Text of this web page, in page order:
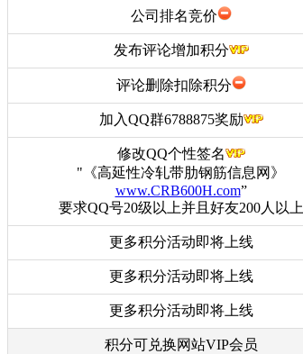
公司排名竞价
发布评论增加积分
评论删除扣除积分
加入QQ群6788875奖励
修改QQ个性签名
"《高延性冷轧带肋钢筋信息网》
www.CRB600H.com”
要求QQ号20级以上并且好友200人以上
更多积分活动即将上线
更多积分活动即将上线
更多积分活动即将上线
积分可兑换网站VIP会员